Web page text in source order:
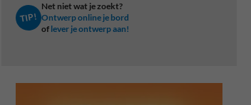
TIP!
Net niet wat je zoekt?
Ontwerp online je bord
of lever je ontwerp aan!